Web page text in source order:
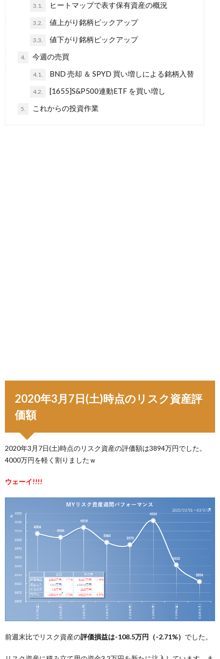
3.1. ヒートマップで表す保有資産の概況
3.2. 値上がり銘柄ピックアップ
3.3. 値下がり銘柄ピックアップ
4. 今週の売買
4.1. BND 売却 ＆ SPYD 買い増しによる銘柄入替
4.2. [1655]S&P500連動ETF を買い増し
5. これからの投資作業
2020年3月7日(土)時点のリスク資産評
価額
2020年3月7日(土)時点のリスク資産の評価額は3894万円でした。
4000万円を軽く割りましたｗ
ウェーイ!!!!
前週末比でリスク資産の評価損益は-108.5万円（-2.71%） でした。